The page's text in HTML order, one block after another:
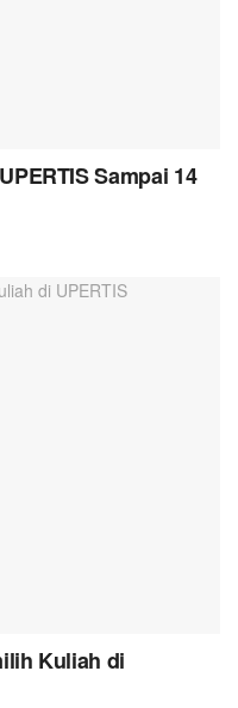
Sampai 14
Kuliah di